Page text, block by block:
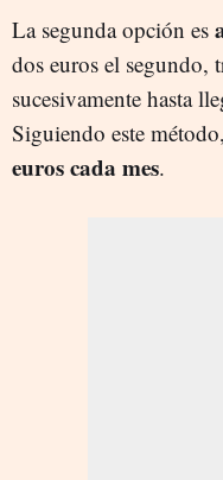
La segunda opción es
dos euros el segundo,
sucesivamente hasta
Siguiendo este
euros cada mes.